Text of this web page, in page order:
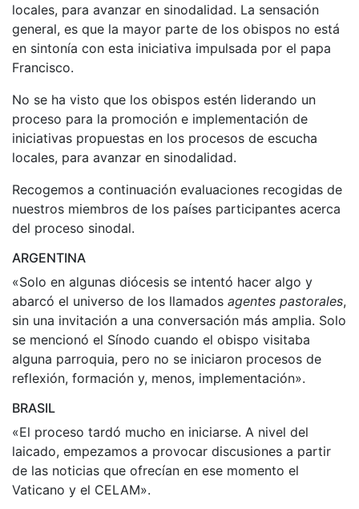
locales, para avanzar en sinodalidad. La sensación
general, es que la mayor parte de los obispos no está
en sintonía con esta iniciativa impulsada por el papa
Francisco.
No se ha visto que los obispos estén liderando un
proceso para la promoción e implementación de
iniciativas propuestas en los procesos de escucha
locales, para avanzar en sinodalidad.
Recogemos a continuación evaluaciones recogidas de
nuestros miembros de los países participantes acerca
del proceso sinodal.
ARGENTINA
«Solo en algunas diócesis se intentó hacer algo y
abarcó el universo de los llamados agentes pastorales,
sin una invitación a una conversación más amplia. Solo
se mencionó el Sínodo cuando el obispo visitaba
alguna parroquia, pero no se iniciaron procesos de
reflexión, formación y, menos, implementación».
BRASIL
«El proceso tardó mucho en iniciarse. A nivel del
laicado, empezamos a provocar discusiones a partir
de las noticias que ofrecían en ese momento el
Vaticano y el CELAM».